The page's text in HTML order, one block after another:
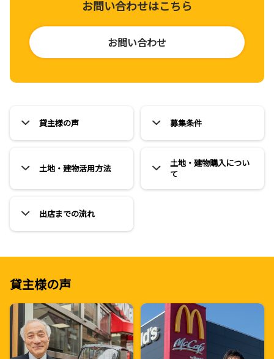
お問い合わせはこちら
お問い合わせ
貸主様の声 募集条件
土地・建物活用方法
土地・建物購入につい
て
出店までの流れ
貸主様の声